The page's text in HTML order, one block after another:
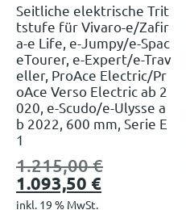
Seitliche elektrische Trit
tstufe für Vivaro-e/Zafir
a-e Life, e-Jumpy/e-Spac
eTourer, e-Expert/e-Trav
eller, ProAce Electric/Pr
oAce Verso Electric ab 2
020, e-Scudo/e-Ulysse a
b 2022, 600 mm, Serie E
1
1.215,00€
1.093,50 €
inkl. 19 % MwSt.